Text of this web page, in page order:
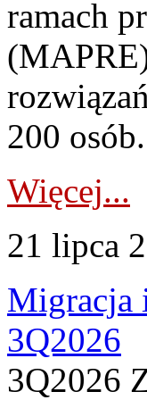
ramach
200
Więcej...
21 lipca
Migracja
3Q2026
3Q2026